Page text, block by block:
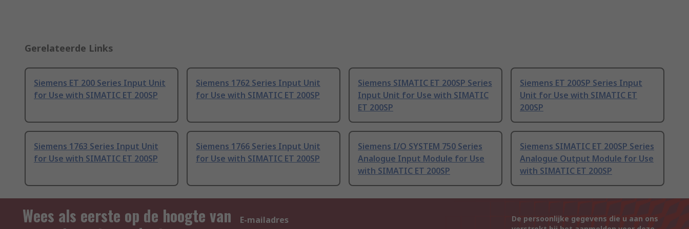
Gerelateerde Links
Siemens ET 200 Series Input Unit
for Use with SIMATIC ET 200SP
Siemens 1762 Series Input Unit
for Use with SIMATIC ET 200SP
Siemens SIMATIC ET 200SP Series
Input Unit for Use with SIMATIC
ET 200SP
Siemens ET 200SP Series Input
Unit for Use with SIMATIC ET
200SP
Siemens 1763 Series Input Unit
for Use with SIMATIC ET 200SP
Siemens 1766 Series Input Unit
for Use with SIMATIC ET 200SP
Siemens I/O SYSTEM 750 Series
Analogue Input Module for Use
with SIMATIC ET 200SP
Siemens SIMATIC ET 200SP Series
Analogue Output Module for Use
with SIMATIC ET 200SP
Wees als eerste op de hoogte van
E-mailadres
De persoonlijke gegevens die u aan ons